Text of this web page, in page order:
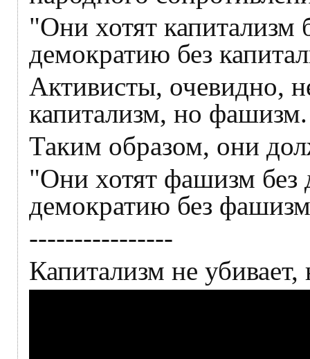
"Они хотят
демократию без
Активисты, очевидно,
капитализм, но фашизм.
Таким образом, они
"Они хотят фашизм
демократию без
----------------
Капитализм не